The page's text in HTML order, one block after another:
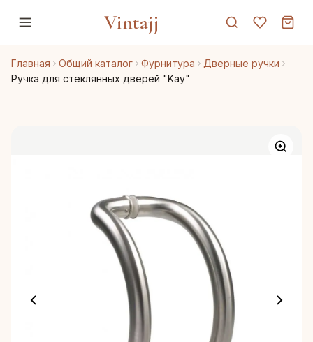
Vintajj
Главная Общий каталог Фурнитура
Дверные ручки
Ручка для стеклянных дверей "Kay"